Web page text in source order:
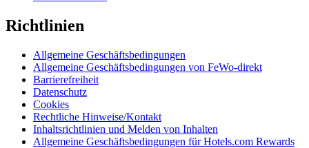
Richtlinien
Allgemeine Geschäftsbedingungen
Allgemeine Geschäftsbedingungen von FeWo-direkt
Barrierefreiheit
Datenschutz
Cookies
Rechtliche Hinweise/Kontakt
Inhaltsrichtlinien und Melden von Inhalten
Allgemeine Geschäftsbedingungen für Hotels.com Rewards